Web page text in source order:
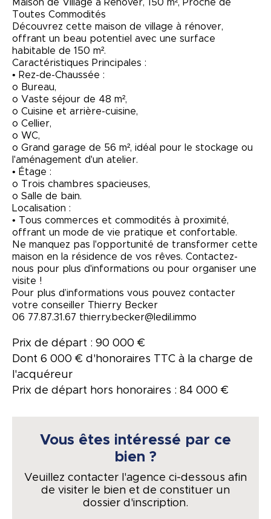
Maison de Village à Rénover, 150 m², Proche de
Toutes Commodités
Découvrez cette maison de village à rénover,
offrant un beau potentiel avec une surface
habitable de 150 m².
Caractéristiques Principales :
• Rez-de-Chaussée :
o Bureau,
o Vaste séjour de 48 m²,
o Cuisine et arrière-cuisine,
o Cellier,
o WC,
o Grand garage de 56 m², idéal pour le stockage ou
l'aménagement d'un atelier.
• Étage :
o Trois chambres spacieuses,
o Salle de bain.
Localisation :
• Tous commerces et commodités à proximité,
offrant un mode de vie pratique et confortable.
Ne manquez pas l'opportunité de transformer cette
maison en la résidence de vos rêves. Contactez-
nous pour plus d'informations ou pour organiser une
visite !
Pour plus d’informations vous pouvez contacter
votre conseiller Thierry Becker
06 77.87.31.67 thierry.becker@ledil.immo
Prix de départ : 90 000 €
Dont 6 000 € d'honoraires TTC à la charge de
l'acquéreur
Prix de départ hors honoraires : 84 000 €
Vous êtes intéressé par ce
bien ?
Veuillez contacter l'agence ci-dessous afin
de visiter le bien et de constituer un
dossier d'inscription.